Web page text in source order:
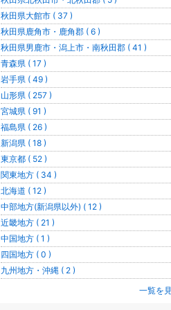
秋田県大館市 ( 37 )
秋田県鹿角市・鹿角郡 ( 6 )
秋田県男鹿市・潟上市・南秋田郡 ( 41 )
青森県 ( 17 )
岩手県 ( 49 )
山形県 ( 257 )
宮城県 ( 91 )
福島県 ( 26 )
新潟県 ( 18 )
東京都 ( 52 )
関東地方 ( 34 )
北海道 ( 12 )
中部地方(新潟県以外) ( 12 )
近畿地方 ( 21 )
中国地方 ( 1 )
四国地方 ( 0 )
九州地方・沖縄 ( 2 )
一覧を